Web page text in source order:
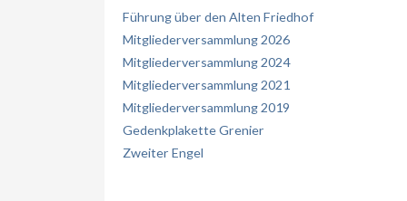
Führung über den Alten Friedhof
Mitgliederversammlung 2026
Mitgliederversammlung 2024
Mitgliederversammlung 2021
Mitgliederversammlung 2019
Gedenkplakette Grenier
Zweiter Engel